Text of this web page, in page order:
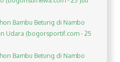
Bambu Betung di Nambo
Udara (bogorsportif.com - 25
Bambu Betung di Nambo